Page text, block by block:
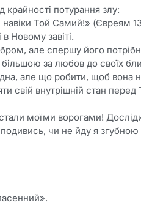
крайності потурання злу:
навіки Той Самий!» (Євреям
Новому завіті.
але спершу його
за любов до своїх
але що робити, щоб вона
свій внутрішній стан
моїми ворогами!
чи не йду я